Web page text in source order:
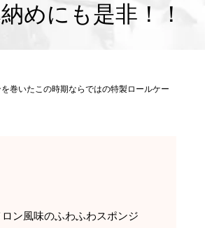
めにも是非！！
巻いたこの時期ならではの特製ロールケー
ン風味のふわふわスポンジ